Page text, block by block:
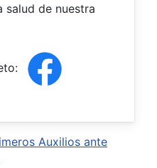
salud de nuestra
Auxilios ante